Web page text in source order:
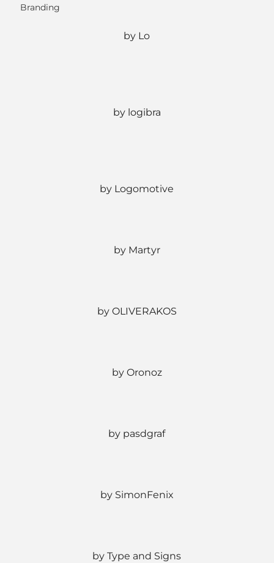
Branding
by Lo
by logibra
by Logomotive
by Martyr
by OLIVERAKOS
by Oronoz
by pasdgraf
by SimonFenix
by Type and Signs